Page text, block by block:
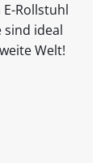
Rollstuhl
sind ideal
Welt!